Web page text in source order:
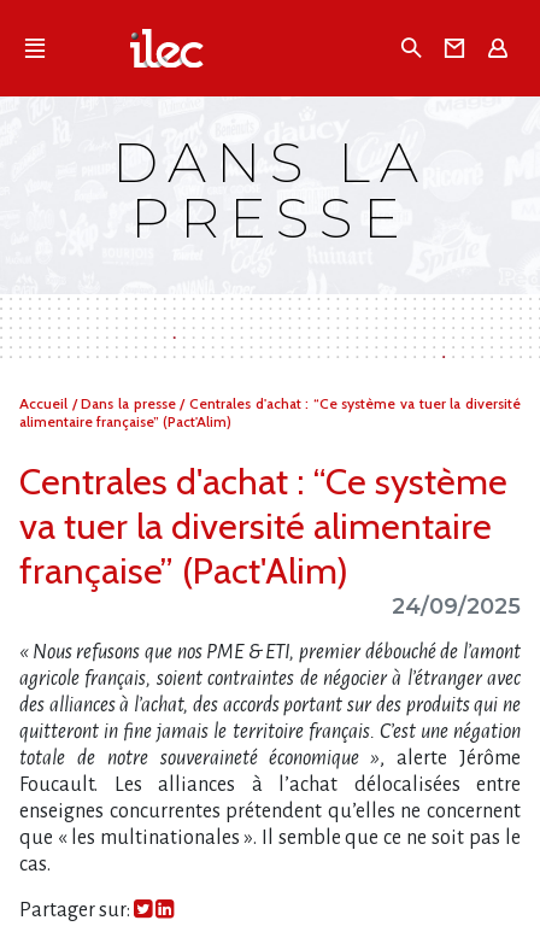
Qu'est-ce que l’Ilec
Campagnes multimarques
Dans la presse
DANS LA
PRESSE
Vous
êtes
Accueil /Dans la presse/ Centrales d'achat : “Ce système va tuer la diversité
alimentaire française” (Pact'Alim)
Centrales d'achat : “Ce système
va tuer la diversité alimentaire
française” (Pact'Alim)
24/09/2025
« Nous refusons que nos PME & ETI, premier débouché de l’amont
agricole français, soient contraintes de négocier à l’étranger avec
des alliances à l’achat, des accords portant sur des produits qui ne
quitteront in fine jamais le territoire français. C’est une négation
totale de notre souveraineté économique », alerte Jérôme
Foucault. Les alliances à l’achat délocalisées entre
enseignes concurrentes prétendent qu’elles ne concernent
que « les multinationales ». Il semble que ce ne soit pas le
cas.
Partager sur: